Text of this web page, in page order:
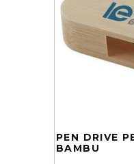
PEN DRIVE
BAMBU